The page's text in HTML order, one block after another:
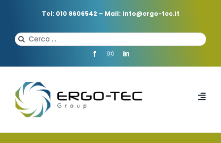
Tel: 010 8606542 – Mail: info@ergo-tec.it
Cerca
per:
HOME